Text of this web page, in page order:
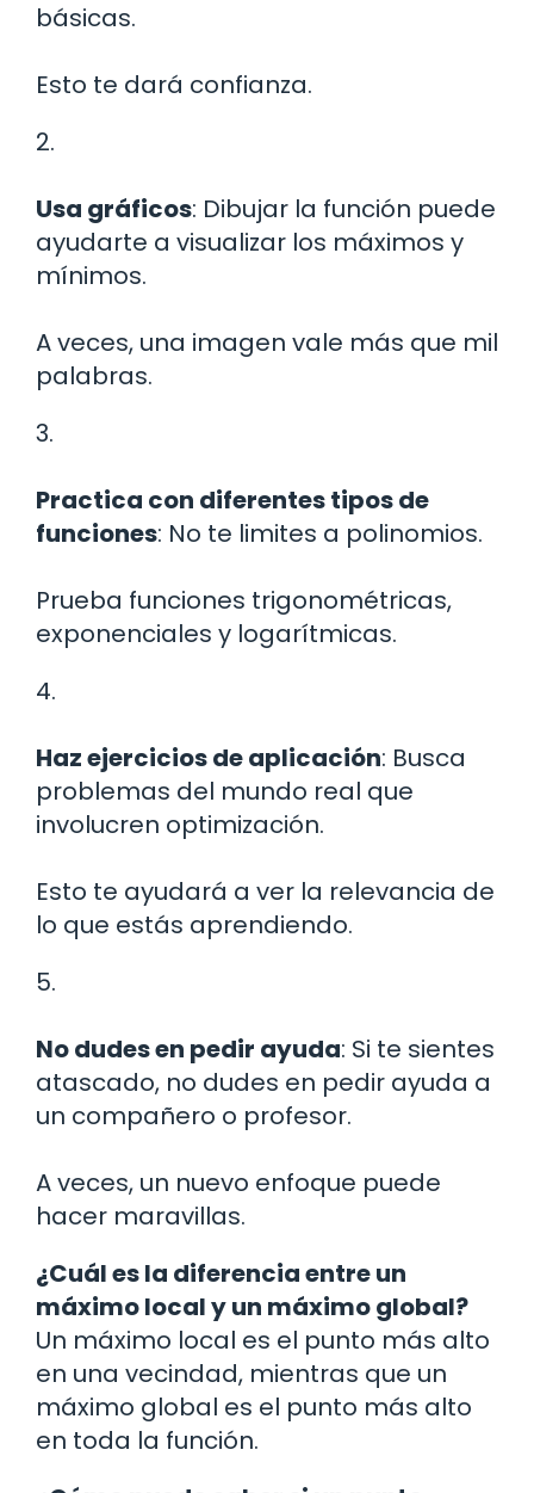
básicas.
Esto te dará confianza.
2.
Usa gráficos: Dibujar la función puede
ayudarte a visualizar los máximos y
mínimos.
A veces, una imagen vale más que mil
palabras.
3.
Practica con diferentes tipos de
funciones: No te limites a polinomios.
Prueba funciones trigonométricas,
exponenciales y logarítmicas.
4.
Haz ejercicios de aplicación: Busca
problemas del mundo real que
involucren optimización.
Esto te ayudará a ver la relevancia de
lo que estás aprendiendo.
5.
No dudes en pedir ayuda: Si te sientes
atascado, no dudes en pedir ayuda a
un compañero o profesor.
A veces, un nuevo enfoque puede
hacer maravillas.
¿Cuál es la diferencia entre un
máximo local y un máximo global?
Un máximo local es el punto más alto
en una vecindad, mientras que un
máximo global es el punto más alto
en toda la función.